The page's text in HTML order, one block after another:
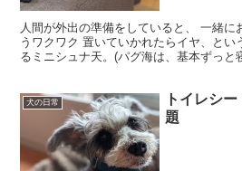
人間が外出の準備をしていると、 一緒に
うワクワク 置いていかれたらイヤ、とい
るミニシュナ天。(パグ海は、基本ずっと
犬の日常
トイレシ
題